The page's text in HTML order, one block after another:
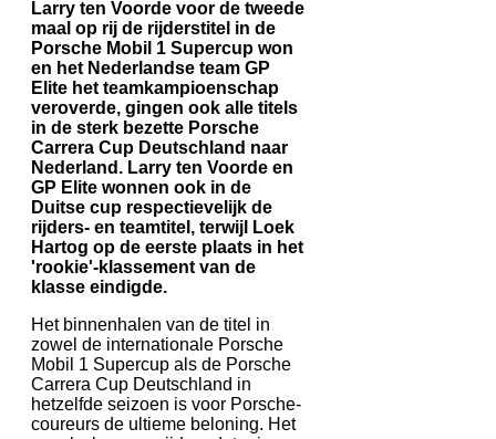
Larry ten Voorde voor de tweede
maal op rij de rijderstitel in de
Porsche Mobil 1 Supercup won
en het Nederlandse team GP
Elite het teamkampioenschap
veroverde, gingen ook alle titels
in de sterk bezette Porsche
Carrera Cup Deutschland naar
Nederland. Larry ten Voorde en
GP Elite wonnen ook in de
Duitse cup respectievelijk de
rijders- en teamtitel, terwijl Loek
Hartog op de eerste plaats in het
'rookie'-klassement van de
klasse eindigde.
Het binnenhalen van de titel in
zowel de internationale Porsche
Mobil 1 Supercup als de Porsche
Carrera Cup Deutschland in
hetzelfde seizoen is voor Porsche-
coureurs de ultieme beloning. Het